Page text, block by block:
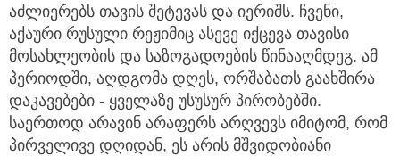
აძლიერებს თავის შეტევას და იერიშს. ჩვენი,
აქაური რუსული რეჟიმიც ასევე იქცევა თავისი
მოსახლეობის და საზოგადოების წინააღმდეგ. ამ
პერიოდში, აღდგომა დღეს, ორშაბათს გაახშირა
დაკავებები - ყველაზე უსუსურ პირობებში.
საერთოდ არავინ არაფერს არღვევს იმიტომ, რომ
პირველივე დღიდან, ეს არის მშვიდობიანი